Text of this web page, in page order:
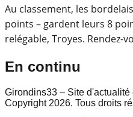
Au classement, les
points – gardent leurs 8
relégable, Troyes. Rendez-
En continu
Girondins33 – Site
Copyright 2026. Tous droits